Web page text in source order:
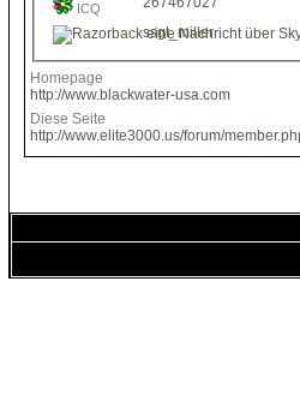
ICQ
ssgt_miller
Homepage
http://www.blackwater-usa.com
Diese Seite
http://www.elite3000.us/forum/